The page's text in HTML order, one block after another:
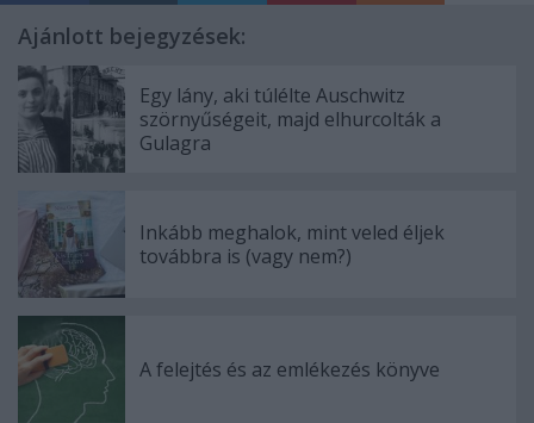
Ajánlott bejegyzések:
Egy lány, aki túlélte Auschwitz
szörnyűségeit, majd elhurcolták a
Gulagra
Inkább meghalok, mint veled éljek
továbbra is (vagy nem?)
A felejtés és az emlékezés könyve